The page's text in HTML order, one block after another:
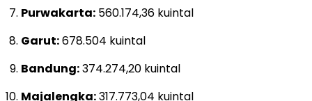
Purwakarta: 560.174,36 kuintal
Garut:678.504 kuintal
Bandung:374.274,20 kuintal
Majalengka:317.773,04 kuintal